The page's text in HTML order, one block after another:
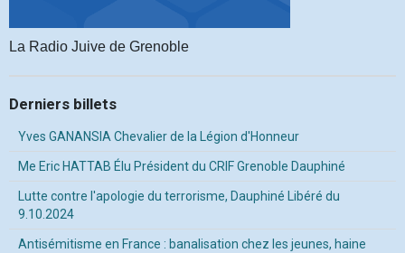
La Radio Juive de Grenoble
Derniers billets
Yves GANANSIA Chevalier de la Légion d'Honneur
Me Eric HATTAB Élu Président du CRIF Grenoble Dauphiné
Lutte contre l'apologie du terrorisme, Dauphiné Libéré du
9.10.2024
Antisémitisme en France : banalisation chez les jeunes, haine